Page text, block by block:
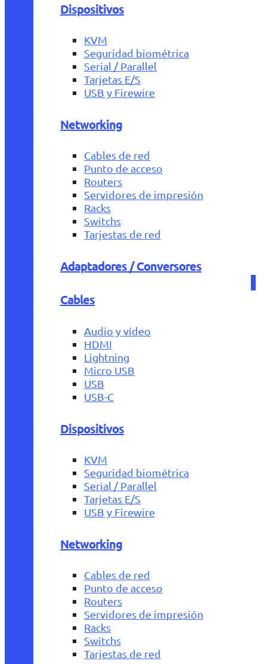
Dispositivos
KVM
Seguridad biométrica
Serial / Parallel
Tarjetas E/S
USB y Firewire
Networking
Cables de red
Punto de acceso
Routers
Servidores de impresión
Racks
Switchs
Tarjestas de red
Adaptadores / Conversores
Cables
Audio y vídeo
HDMI
Lightning
Micro USB
USB
USB-C
Dispositivos
KVM
Seguridad biométrica
Serial / Parallel
Tarjetas E/S
USB y Firewire
Networking
Cables de red
Punto de acceso
Routers
Servidores de impresión
Racks
Switchs
Tarjestas de red